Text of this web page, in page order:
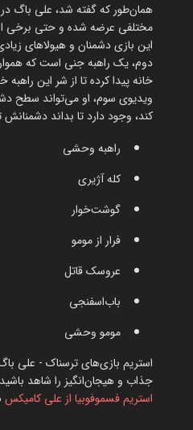
مختلفی عرضه شده و حتی برخی از
این بازی دشمنان و هیولاهای
دوم، یک راهبه جنی است که
خانه پیدا کرده تا از شر این
ویدیوی سوم، او می‌تواند سطح
کند، وجود دارد تا بداند
راهبه وحشی
کله آژیری
گوشت‌خوار
فرار از مومو
عروسک قاتل
باب‌اسفنجی
مومو وحشی
جذاب و هیجان‌انگیز را شاهد
استریم فسموفوبیا از علی کامیکس